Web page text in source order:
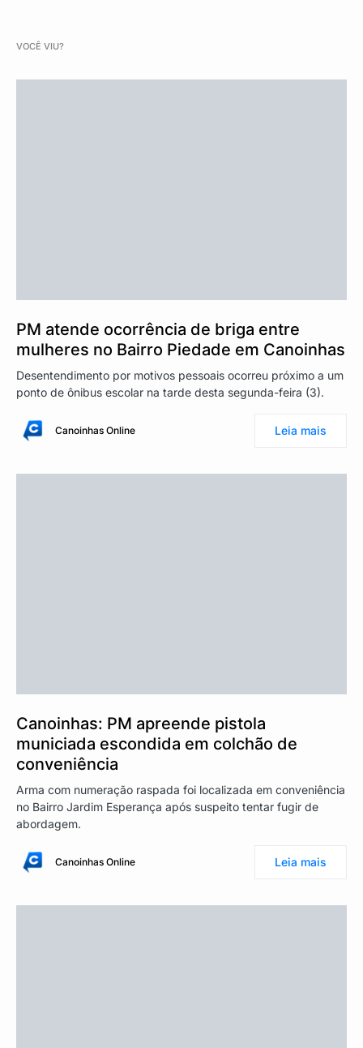
VOCÊ VIU?
PM atende ocorrência de briga entre
mulheres no Bairro Piedade em Canoinhas
Desentendimento por motivos pessoais ocorreu próximo a um
ponto de ônibus escolar na tarde desta segunda-feira (3).
Canoinhas Online Leia mais
Canoinhas: PM apreende pistola
municiada escondida em colchão de
conveniência
Arma com numeração raspada foi localizada em conveniência
no Bairro Jardim Esperança após suspeito tentar fugir de
abordagem.
Canoinhas Online Leia mais